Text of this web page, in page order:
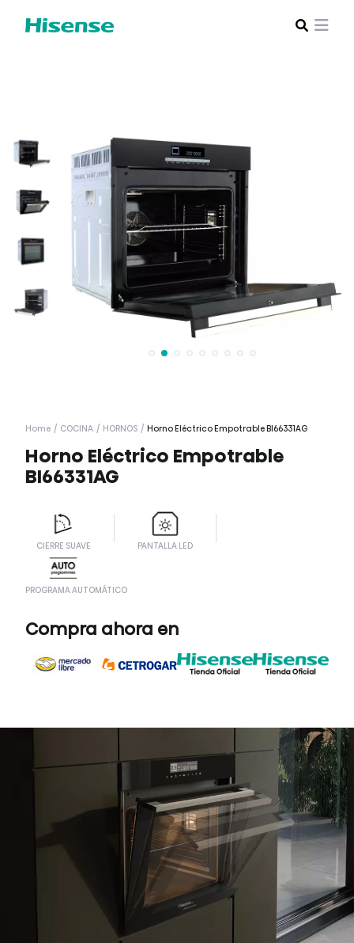
Home / COCINA / HORNOS / Horno Eléctrico Empotrable BI66331AG
Horno Eléctrico Empotrable
BI66331AG
CIERRE SUAVE PANTALLA LED
PROGRAMA AUTOMÁTICO
Compra ahora en